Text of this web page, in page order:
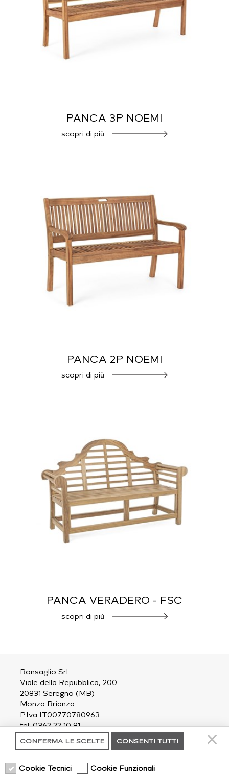
PANCA 3P NOEMI
scopri di più
PANCA 2P NOEMI
scopri di più
PANCA VERADERO - FSC
scopri di più
Bonsaglio Srl
Viale della Repubblica, 200
20831 Seregno (MB)
Monza Brianza
P.Iva IT00770780963
tel: 0362 22 10 81
chi siamo
CONFERMA LE SCELTE CONSENTI TUTTI
Cookie Tecnici Cookie Funzionali